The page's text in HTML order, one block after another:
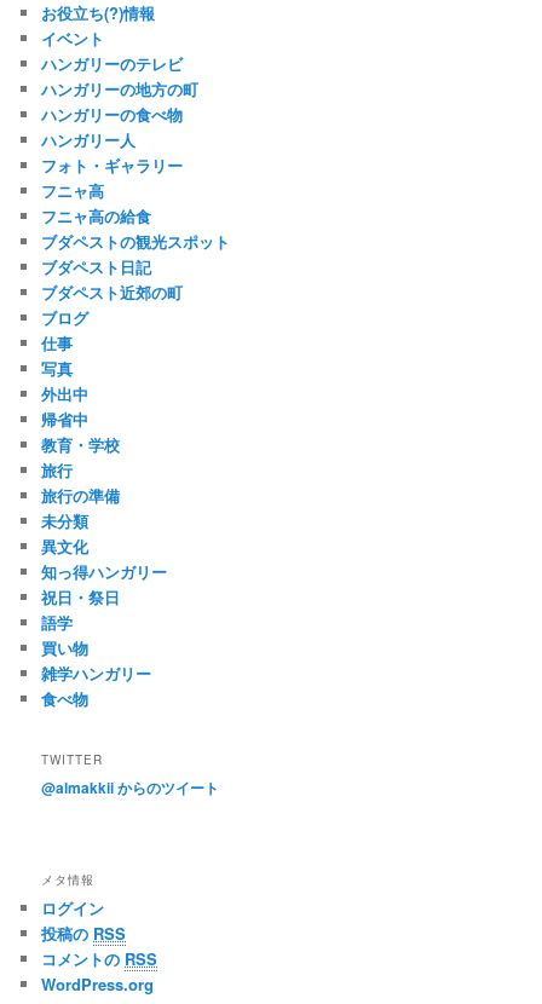
お役立ち(?)情報
イベント
ハンガリーのテレビ
ハンガリーの地方の町
ハンガリーの食べ物
ハンガリー人
フォト・ギャラリー
フニャ高
フニャ高の給食
ブダペストの観光スポット
ブダペスト日記
ブダペスト近郊の町
ブログ
仕事
写真
外出中
帰省中
教育・学校
旅行
旅行の準備
未分類
異文化
知っ得ハンガリー
祝日・祭日
語学
買い物
雑学ハンガリー
食べ物
TWITTER
@almakkii からのツイート
メタ情報
ログイン
投稿の RSS
コメントの RSS
WordPress.org